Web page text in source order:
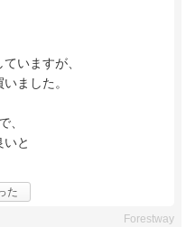
いますが、
ました。
、
と
た
Forestway